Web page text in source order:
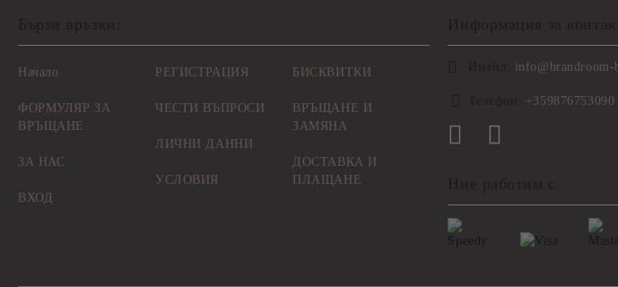
Начало
ФОРМУЛЯР ЗА
ВРЪЩАНЕ
ЗА НАС
ВХОД
РЕГИСТРАЦИЯ
ЧЕСТИ ВЪПРОСИ
ЛИЧНИ ДАННИ
УСЛОВИЯ
БИСКВИТКИ
ВРЪЩАНЕ И
ЗАМЯНА
ДОСТАВКА И
ПЛАЩАНЕ
info@brandroom-
+359876753090